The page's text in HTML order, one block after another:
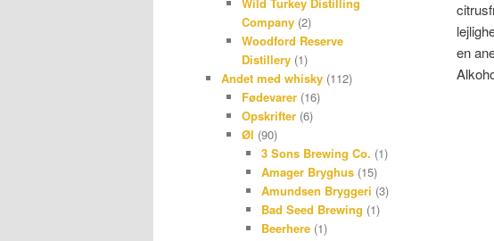
en
Company(2)
Woodford Reserve
Distillery(1)
Andet med whisky (112)
Fødevarer(16)
Opskrifter(6)
Øl (90)
3 Sons Brewing Co. (1)
Amager Bryghus (15)
Amundsen Bryggeri (3)
Bad Seed Brewing (1)
Beerhere (1)